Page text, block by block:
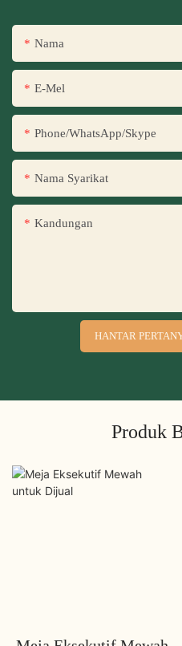
Nama
E-Mel
Phone/WhatsApp/Skype
Nama Syarikat
Kandungan
HANTAR
Produk